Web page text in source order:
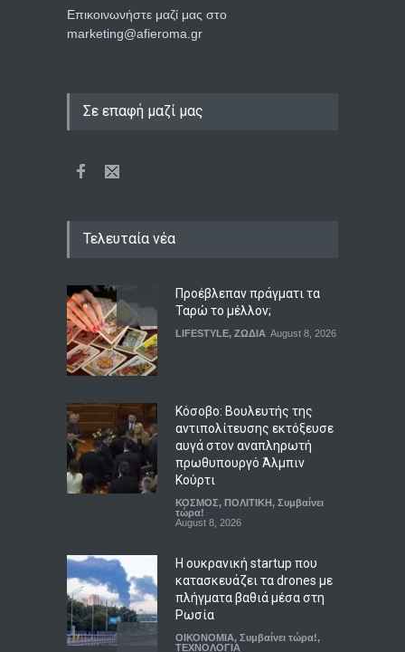
Επικοινωνήστε μαζί μας στο
marketing@afieroma.gr
Σε επαφή μαζί μας
Τελευταία νέα
Προέβλεπαν πράγματι τα
Ταρώ το μέλλον;
LIFESTYLE, ΖΩΔΙΑ August 8, 2026
Κόσοβο: Βουλευτής της
αντιπολίτευσης εκτόξευσε
αυγά στον αναπληρωτή
πρωθυπουργό Άλμπιν
Κούρτι
ΚΟΣΜΟΣ, ΠΟΛΙΤΙΚΗ, Συμβαίνει
τώρα!
August 8, 2026
Η ουκρανική startup που
κατασκευάζει τα drones με
πλήγματα βαθιά μέσα στη
Ρωσία
ΟΙΚΟΝΟΜΙΑ, Συμβαίνει τώρα!,
ΤΕΧΝΟΛΟΓΙΑ